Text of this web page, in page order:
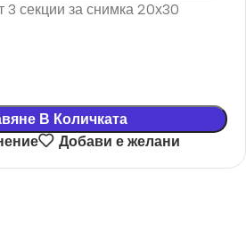
3 секции за снимка 20х30
В Количката
Добави е желани